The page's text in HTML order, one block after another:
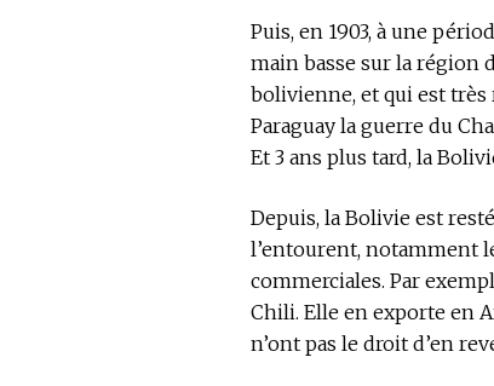
Puis, en 1903, à une
main basse sur la région
bolivienne, et qui est très
Paraguay la guerre du
Et 3 ans plus tard, la
Depuis, la Bolivie est
l’entourent, notamment
commerciales. Par
Chili. Elle en exporte en
n’ont pas le droit d’en